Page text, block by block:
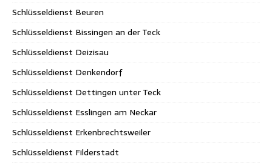
Schlüsseldienst Beuren
Schlüsseldienst Bissingen an der Teck
Schlüsseldienst Deizisau
Schlüsseldienst Denkendorf
Schlüsseldienst Dettingen unter Teck
Schlüsseldienst Esslingen am Neckar
Schlüsseldienst Erkenbrechtsweiler
Schlüsseldienst Filderstadt